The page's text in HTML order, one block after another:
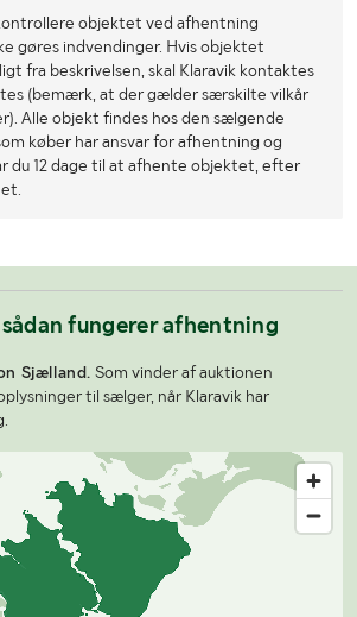
objektet ved afhentning
gøres indvendinger. Hvis objektet
fra beskrivelsen, skal Klaravik kontaktes
(bemærk, at der gælder særskilte vilkår
Alle objekt findes hos den sælgende
køber har ansvar for afhentning og
du 12 dage til at afhente objektet, efter
fungerer afhentning
Sjælland. Som vinder af auktionen
til sælger, når Klaravik har